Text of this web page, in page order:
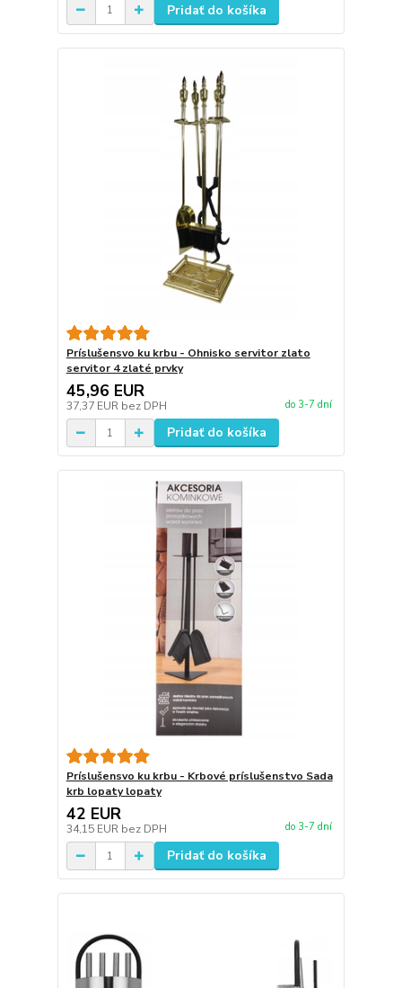
Pridať do košíka
Príslušensvo ku krbu - Ohnisko servitor zlato
servitor 4 zlaté prvky
45,96 EUR
37,37 EUR bez DPH do 3-7 dní
Pridať do košíka
Príslušensvo ku krbu - Krbové príslušenstvo Sada
krb lopaty lopaty
42 EUR
34,15 EUR bez DPH do 3-7 dní
Pridať do košíka